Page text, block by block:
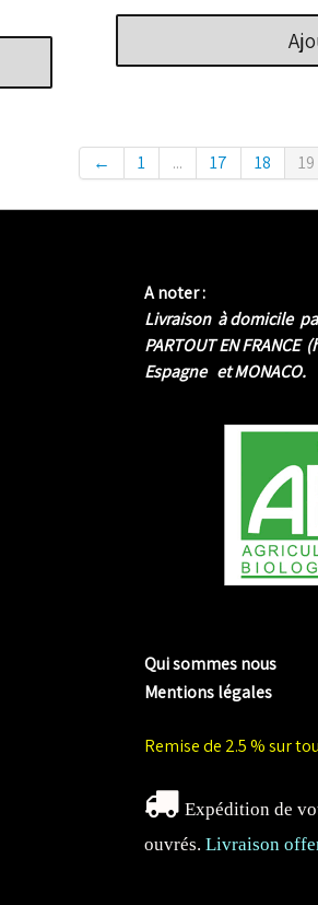
← 1 ... 17 18 19
A noter :
Livraison à domicile
PARTOUT EN
Espagne et MONACO.
Qui sommes nous
Mentions légales
Remise de 2.5 % sur
Expédition de
ouvrés. Livraison